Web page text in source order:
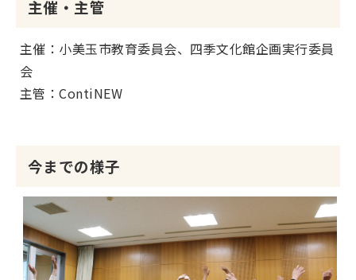
主催・主管
主催：小美玉市教育委員会、四季文化館企画実行委員
会
主管：ContiNEW
今までの様子